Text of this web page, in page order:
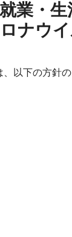
業・生
ナウイ
以下の方針